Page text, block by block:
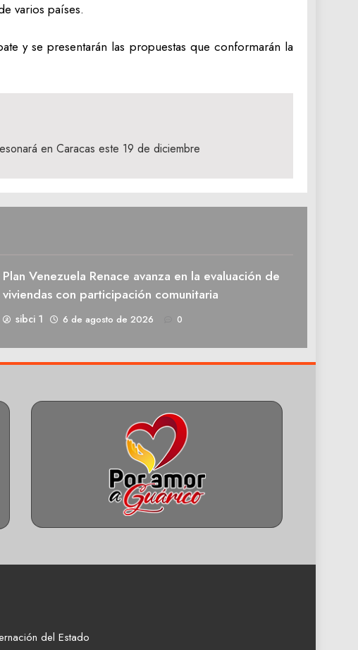
varios países.
y se presentarán las propuestas que conformarán la
en Caracas este 19 de diciembre
Plan Venezuela Renace avanza en la evaluación de
viviendas con participación comunitaria
sibci 1 6 de agosto de 2026 0
del Estado